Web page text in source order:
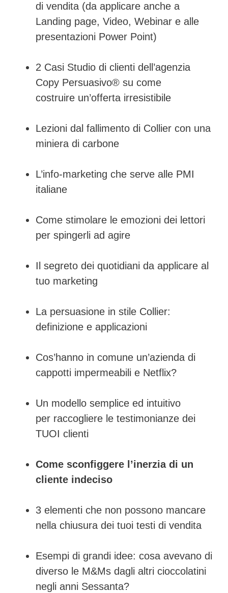
di vendita (da applicare anche a
Landing page, Video, Webinar e alle
presentazioni Power Point)
2 Casi Studio di clienti dell’agenzia
Copy Persuasivo® su come
costruire un’offerta irresistibile
Lezioni dal fallimento di Collier con una
miniera di carbone
L’info-marketing che serve alle PMI
italiane
Come stimolare le emozioni dei lettori
per spingerli ad agire
Il segreto dei quotidiani da applicare al
tuo marketing
La persuasione in stile Collier:
definizione e applicazioni
Cos’hanno in comune un’azienda di
cappotti impermeabili e Netflix?
Un modello semplice ed intuitivo
per raccogliere le testimonianze dei
TUOI clienti
Come sconfiggere l’inerzia di un
cliente indeciso
3 elementi che non possono mancare
nella chiusura dei tuoi testi di vendita
Esempi di grandi idee: cosa avevano di
diverso le M&Ms dagli altri cioccolatini
negli anni Sessanta?